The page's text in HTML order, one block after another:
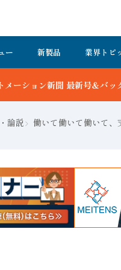
ー 新製品 業界トピ
ンバーを無料で公開中 詳細
論説 働いて働いて働いて